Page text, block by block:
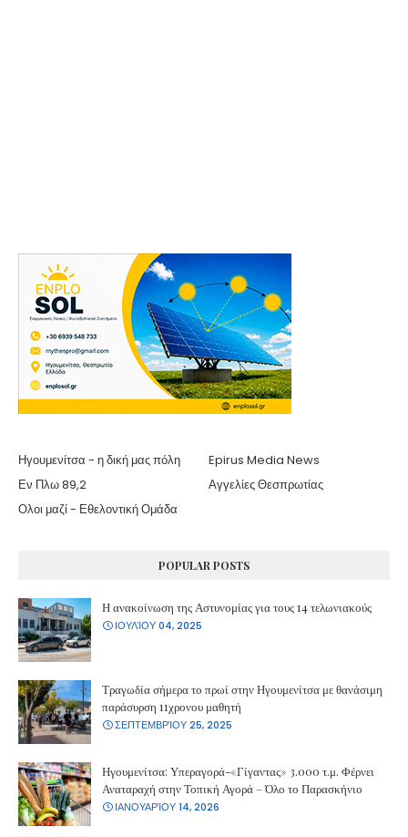
Ηγουμενίτσα - η δική μας πόλη
Epirus Media News
Εν Πλω 89,2
Αγγελίες Θεσπρωτίας
Ολοι μαζί - Εθελοντική Ομάδα
POPULAR POSTS
Η ανακοίνωση της Αστυνομίας για τους 14 τελωνιακούς
ΙΟΥΛΊΟΥ 04, 2025
Τραγωδία σήμερα το πρωί στην Ηγουμενίτσα με θανάσιμη
παράσυρση 11χρονου μαθητή
ΣΕΠΤΕΜΒΡΊΟΥ 25, 2025
Ηγουμενίτσα: Υπεραγορά-«Γίγαντας» 3.000 τ.μ. Φέρνει
Αναταραχή στην Τοπική Αγορά – Όλο το Παρασκήνιο
ΙΑΝΟΥΑΡΊΟΥ 14, 2026